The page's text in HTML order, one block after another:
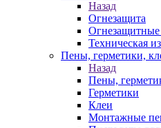
Назад
Огнезащита
Огнезащитные
Техническая
Пены, герметики,
Назад
Пены,
Герметики
Клеи
Монтажные